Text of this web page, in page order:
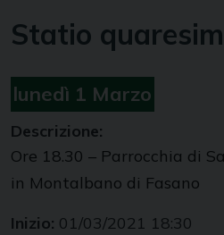
Statio
lunedì 1 Marzo
Descrizione:
Ore 18.30 – Parrocchia di
in Montalbano di Fasano
Inizio: 01/03/2021 18:30